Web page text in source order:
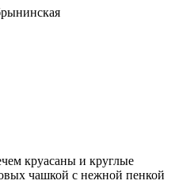
круасаны и круглые
чашкой с нежной пенкой